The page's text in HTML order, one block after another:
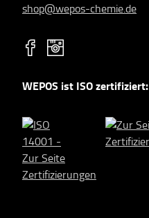
shop@wepos-chemie.de
WEPOS ist ISO zertifiziert: